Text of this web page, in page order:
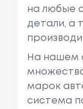
на любые
детали, а
На нашем
марок
система